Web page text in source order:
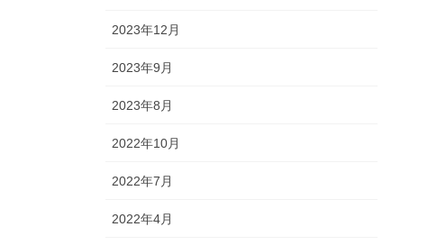
2023年12月
2023年9月
2023年8月
2022年10月
2022年7月
2022年4月